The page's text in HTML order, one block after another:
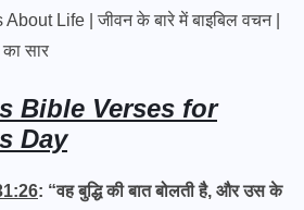
Life | जीवन के बारे में बाइबिल वचन |
सार
Bible Verses for
Day
: “वह बुद्धि की बात बोलती है, और उस के